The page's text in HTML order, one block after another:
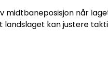
midtbaneposisjon når
landslaget kan justere